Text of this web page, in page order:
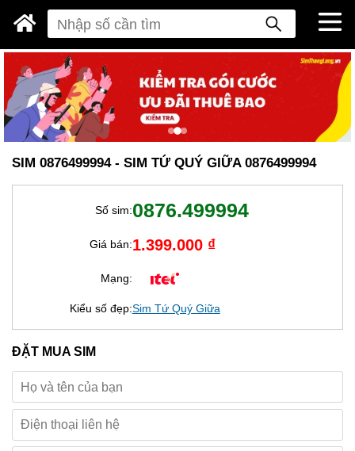
SIM 0876499994 - SIM TỨ QUÝ GIỮA 0876499994
Số sim:0876.499994
Giá bán:1.399.000 ₫
Mạng:
Kiểu số đẹp:Sim Tứ Quý Giữa
ĐẶT MUA SIM